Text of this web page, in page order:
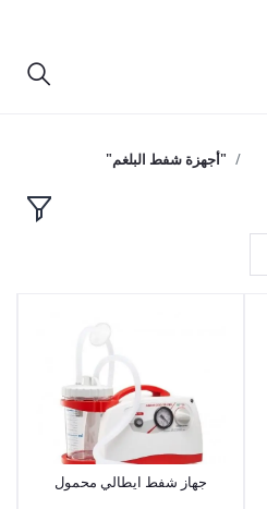
"أجهزة شفط البلغم"
أضف إلى السلة
جهاز شفط ايطالي محمول